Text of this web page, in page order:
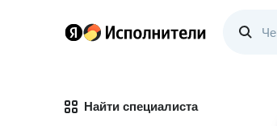
Найти специалиста